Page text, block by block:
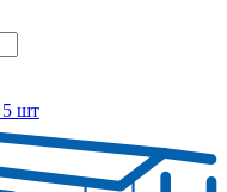
5 шт